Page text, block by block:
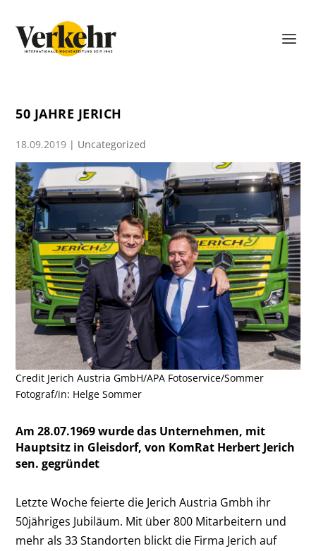
50 JAHRE JERICH
18.09.2019 | Uncategorized
Credit Jerich Austria GmbH/APA Fotoservice/Sommer
Fotograf/in: Helge Sommer
Am 28.07.1969 wurde das Unternehmen, mit
Hauptsitz in Gleisdorf, von KomRat Herbert Jerich
sen. gegründet
Letzte Woche feierte die Jerich Austria Gmbh ihr
50jähriges Jubiläum. Mit über 800 Mitarbeitern und
mehr als 33 Standorten blickt die Firma Jerich auf